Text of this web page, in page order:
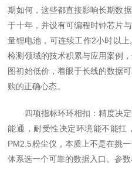
期如何，这些都直接影响长期数
于十年，并设有可编程时钟芯片
量锂电池，可连续工作2小时以
检测领域的技术积累与应用案例
图初始低价，着眼于长线的数据
购的正确心态。
四项指标环环相扣：精度决定
能通，耐受性决定环境能不能扛
PM2.5粉尘仪，本质上不是在挑
体系选一个可靠的数据入口。参数